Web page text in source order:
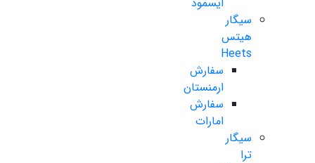
سیگار
هیتس
Heets
سفارش
ارمنستان
سفارش
امارات
سیگار
ترا